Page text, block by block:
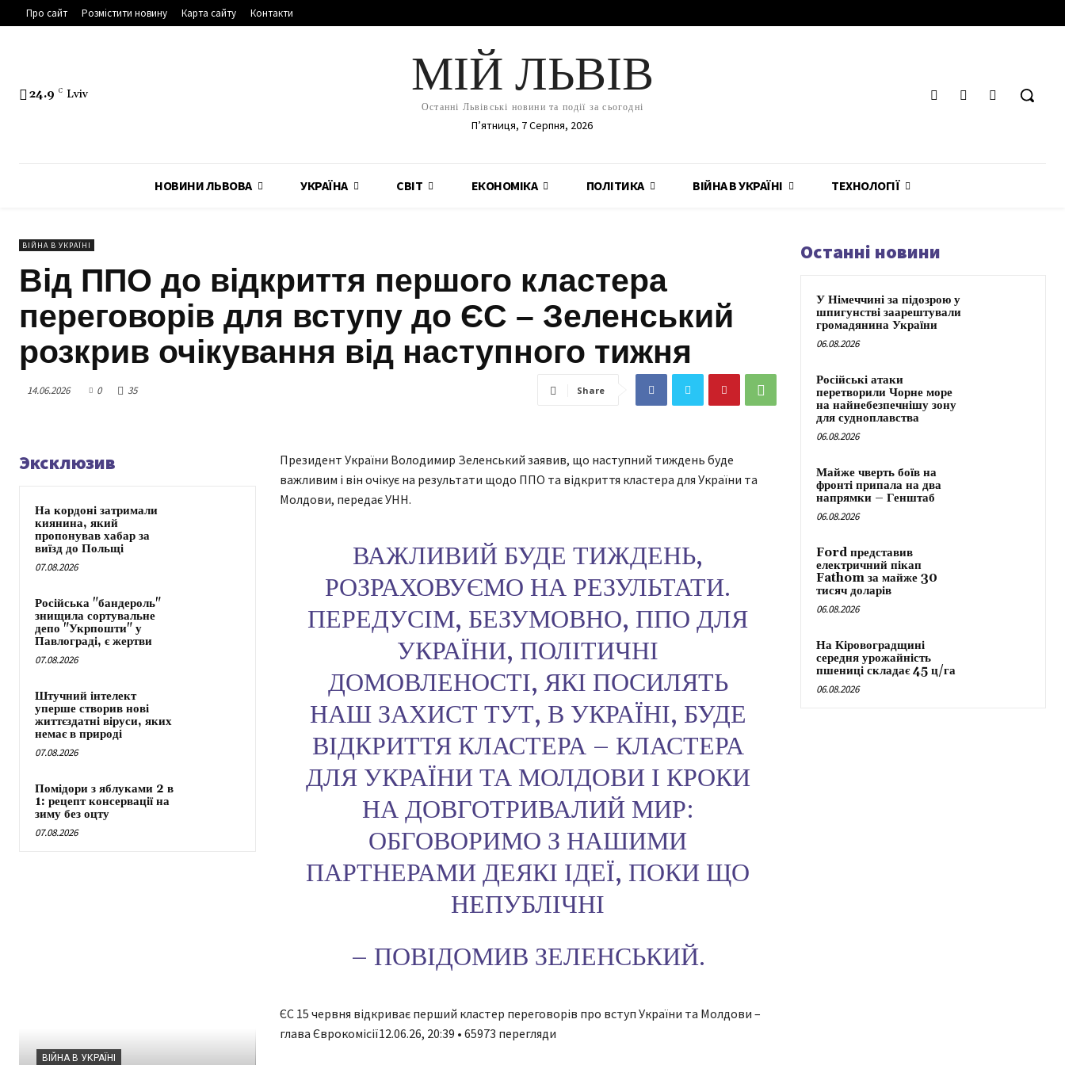
Про сайт Розмістити новину Карта сайту Контакти
24.9 C Lviv МІЙ ЛЬВІВ
Останні Львівські новини та події за сьогодні
П’ятниця, 7 Серпня, 2026
НОВИНИ ЛЬВОВА УКРАЇНА СВІТ ЕКОНОМІКА ПОЛІТИКА ВІЙНА В УКРАЇНІ ТЕХНОЛОГІЇ
ВІЙНА В УКРАЇНІ
Від ППО до відкриття першого кластера
переговорів для вступу до ЄС – Зеленський
розкрив очікування від наступного тижня
14.06.2026 0 35 Share
Эксклюзив
На кордоні затримали
киянина, який
пропонував хабар за
виїзд до Польщі
07.08.2026
Російська "бандероль"
знищила сортувальне
депо "Укрпошти" у
Павлограді, є жертви
07.08.2026
Штучний інтелект
уперше створив нові
життєздатні віруси, яких
немає в природі
07.08.2026
Помідори з яблуками 2 в
1: рецепт консервації на
зиму без оцту
07.08.2026
ВІЙНА В УКРАЇНІ
Президент України Володимир Зеленський заявив, що наступний тиждень буде
важливим і він очікує на результати щодо ППО та відкриття кластера для України та
Молдови, передає УНН.
ВАЖЛИВИЙ БУДЕ ТИЖДЕНЬ,
РОЗРАХОВУЄМО НА РЕЗУЛЬТАТИ.
ПЕРЕДУСІМ, БЕЗУМОВНО, ППО ДЛЯ
УКРАЇНИ, ПОЛІТИЧНІ
ДОМОВЛЕНОСТІ, ЯКІ ПОСИЛЯТЬ
НАШ ЗАХИСТ ТУТ, В УКРАЇНІ, БУДЕ
ВІДКРИТТЯ КЛАСТЕРА – КЛАСТЕРА
ДЛЯ УКРАЇНИ ТА МОЛДОВИ І КРОКИ
НА ДОВГОТРИВАЛИЙ МИР:
ОБГОВОРИМО З НАШИМИ
ПАРТНЕРАМИ ДЕЯКІ ІДЕЇ, ПОКИ ЩО
НЕПУБЛІЧНІ
– ПОВІДОМИВ ЗЕЛЕНСЬКИЙ.
ЄС 15 червня відкриває перший кластер переговорів про вступ України та Молдови –
глава Єврокомісії12.06.26, 20:39 • 65973 перегляди
Останні новини
У Німеччині за підозрою у
шпигунстві заарештували
громадянина України
06.08.2026
Російські атаки
перетворили Чорне море
на найнебезпечнішу зону
для судноплавства
06.08.2026
Майже чверть боїв на
фронті припала на два
напрямки – Генштаб
06.08.2026
Ford представив
електричний пікап
Fathom за майже 30
тисяч доларів
06.08.2026
На Кіровоградщині
середня урожайність
пшениці складає 45 ц/га
06.08.2026